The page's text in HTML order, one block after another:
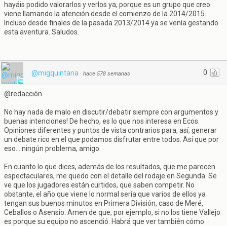
hayáis podido valorarlos y verlos ya, porque es un grupo que creo
viene llamando la atención desde el comienzo de la 2014/2015.
Incluso desde finales de la pasada 2013/2014 ya se venía gestando
esta aventura. Saludos.
0
@migquintana · hace 578 semanas
@redacción
No hay nada de malo en discutir/debatir siempre con argumentos y
buenas intenciones! De hecho, es lo que nos interesa en Ecos.
Opiniones diferentes y puntos de vista contrarios para, así, generar
un debate rico en el que podamos disfrutar entre todos. Así que por
eso... ningún problema, amigo.
En cuanto lo que dices, además de los resultados, que me parecen
espectaculares, me quedo con el detalle del rodaje en Segunda. Se
ve que los jugadores están curtidos, que saben competir. No
obstante, el año que viene lo normal sería que varios de ellos ya
tengan sus buenos minutos en Primera División, caso de Meré,
Ceballos o Asensio. Amen de que, por ejemplo, si no los tiene Vallejo
es porque su equipo no ascendió. Habrá que ver también cómo